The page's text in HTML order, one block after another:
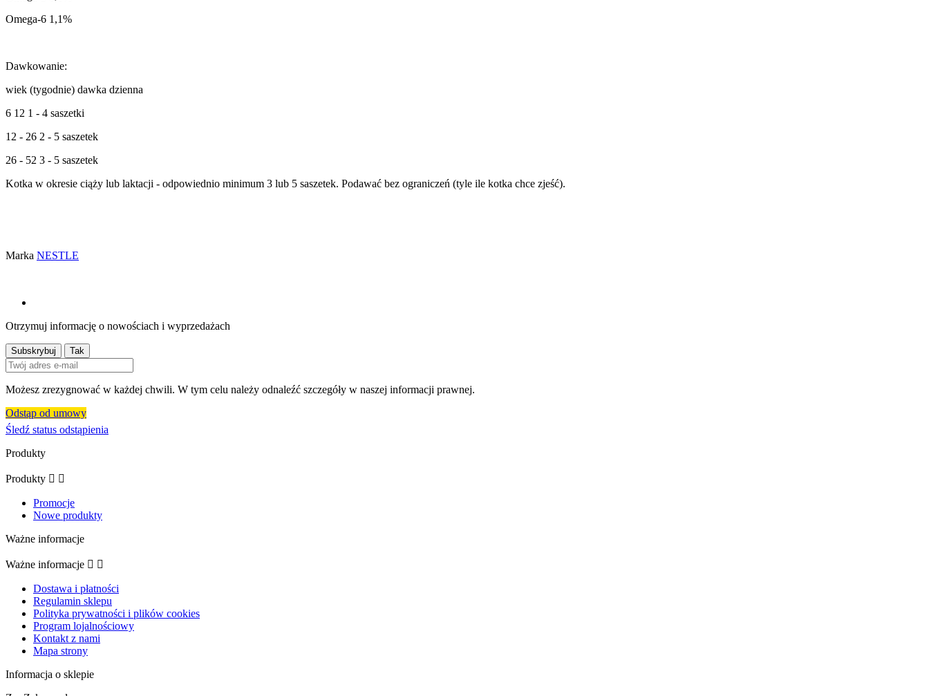
Omega-6 1,1%
Dawkowanie:
wiek (tygodnie) dawka dzienna
6 12 1 - 4 saszetki
12 - 26 2 - 5 saszetek
26 - 52 3 - 5 saszetek
Kotka w okresie ciąży lub laktacji - odpowiednio minimum 3 lub 5 saszetek. Podawać bez ograniczeń (tyle ile kotka chce zjeść).
Marka NESTLE
Otrzymuj informację o nowościach i wyprzedażach
Możesz zrezygnować w każdej chwili. W tym celu należy odnaleźć szczegóły w naszej informacji prawnej.
Odstąp od umowy
Śledź status odstąpienia
Produkty
Produkty  
Promocje
Nowe produkty
Ważne informacje
Ważne informacje  
Dostawa i płatności
Regulamin sklepu
Polityka prywatności i plików cookies
Program lojalnościowy
Kontakt z nami
Mapa strony
Informacja o sklepie